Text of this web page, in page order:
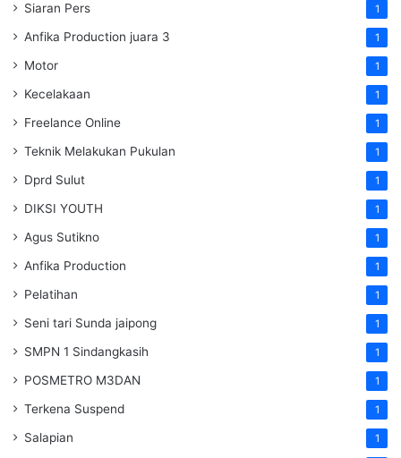
Siaran Pers 1
Anfika Production juara 3 1
Motor 1
Kecelakaan 1
Freelance Online 1
Teknik Melakukan Pukulan 1
Dprd Sulut 1
DIKSI YOUTH 1
Agus Sutikno 1
Anfika Production 1
Pelatihan 1
Seni tari Sunda jaipong 1
SMPN 1 Sindangkasih 1
POSMETRO M3DAN 1
Terkena Suspend 1
Salapian 1